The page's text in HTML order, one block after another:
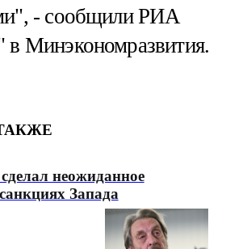
- сообщили РИА
в Минэкономразвития.
неожиданное
Запада